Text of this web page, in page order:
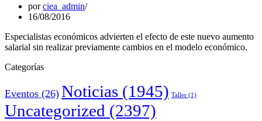
porciea_admin
16/08/2016
Especialistas económicos advierten el efecto de este nuevo aumento
salarial sin realizar previamente cambios en el modelo económico.
Categorías
Eventos (26) Noticias (1945) Taller (1)
Uncategorized (2397)